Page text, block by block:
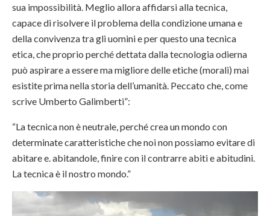
sua impossibilità. Meglio allora affidarsi alla tecnica,
capace di risolvere il problema della condizione umana e
della convivenza tra gli uomini e per questo una tecnica
etica, che proprio perché dettata dalla tecnologia odierna
può aspirare a essere ma migliore delle etiche (morali) mai
esistite prima nella storia dell’umanità. Peccato che, come
scrive Umberto Galimberti”:
“La tecnica non è neutrale, perché crea un mondo con
determinate caratteristiche che noi non possiamo evitare di
abitare e. abitandole, finire con il contrarre abiti e abitudini.
La tecnica è il nostro mondo.”